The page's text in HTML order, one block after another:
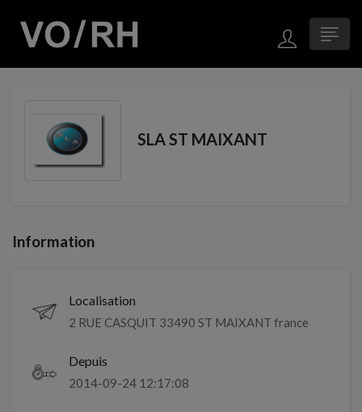
SLA ST MAIXANT
Information
Localisation
2 RUE CASQUIT 33490 ST MAIXANT france
Depuis
2014-09-24 12:17:08